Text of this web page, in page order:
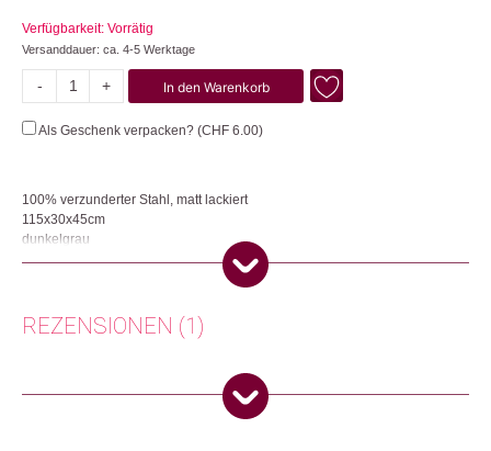
Verfügbarkeit: Vorrätig
Versanddauer: ca. 4-5 Werktage
-
Einheizer
+ In den Warenkorb
Als Geschenk verpacken? (CHF 6.00)
100% verzunderter Stahl, matt lackiert
115x30x45cm
dunkelgrau
Die Wärmebank ist der beste Hinternwärmer für laue Abende im Freien und
stellen und Platz nehmen… Die Wärmebank ist witterungsbeständig für
den Einsatz im Freien geeignet. Bitte beachten Sie, dass je nach
REZENSIONEN (1)
(Verifizierter Käufer)